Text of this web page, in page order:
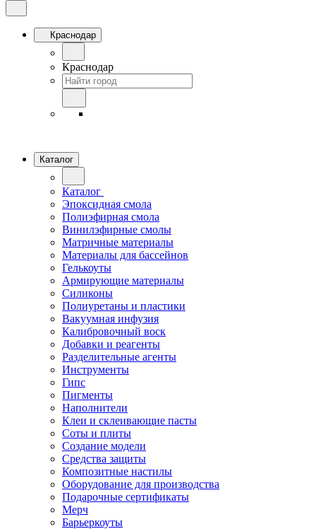
Краснодар
Краснодар
Каталог
Каталог
Эпоксидная смола
Полиэфирная смола
Винилэфирные смолы
Матричные материалы
Материалы для бассейнов
Гелькоуты
Армирующие материалы
Силиконы
Полиуретаны и пластики
Вакуумная инфузия
Калибровочный воск
Добавки и реагенты
Разделительные агенты
Инструменты
Гипс
Пигменты
Наполнители
Клеи и склеивающие пасты
Соты и плиты
Создание модели
Средства защиты
Композитные настилы
Оборудование для производства
Подарочные сертификаты
Мерч
Барьеркоуты